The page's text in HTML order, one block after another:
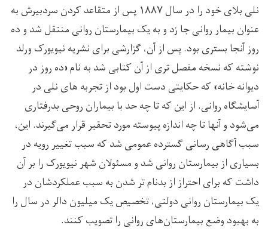
نلی بلای خود را در سال ۱۸۸۷ پس از متقاعد کردن سردبیرش به
عنوان بیمار روانی جا زد و به یک بيمارستان روانی منتقل شد و ده
روز آنجا بستری بود. پس از آن، گزارشی برای نشریه نیویورک ورلد
نوشته که نسخه مفصل تری از آن کتابی شد به نام «ده روز در
ديوانه خانه» که حکایتی دست اول بود از تجربه های نلی در
آسایشگاه روانی. از این که تا چه حد با بیماران روحی بدرفتاری
می‌شود و آنها تا چه اندازه پیوسته مورد تحقیر قرار می‌گیرند. این،
سبب آگاهی رسانی گسترده عمومی شد که سبب تغییر رویه در
بسیاری از بیمارستان روانی شد و مسئولان شهر نیویورک را بر آن
داشت که برای احتراز از بدنام تر شدن به سبب عملکردشان در
یک بيمارستان روانی دولتی، تخصیص یک میلیون دالر در سال را
به بهبود وضع بيمارستان‌های روانی را تصويب کنند.